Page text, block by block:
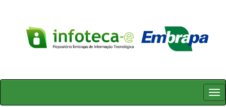
Skip